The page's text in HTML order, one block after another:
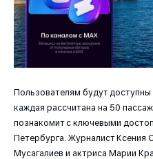
Пользователям будут доступны
каждая рассчитана на 50
познакомит с ключевыми
Петербурга. Журналист Ксения
Мусагалиев и актриса Марии